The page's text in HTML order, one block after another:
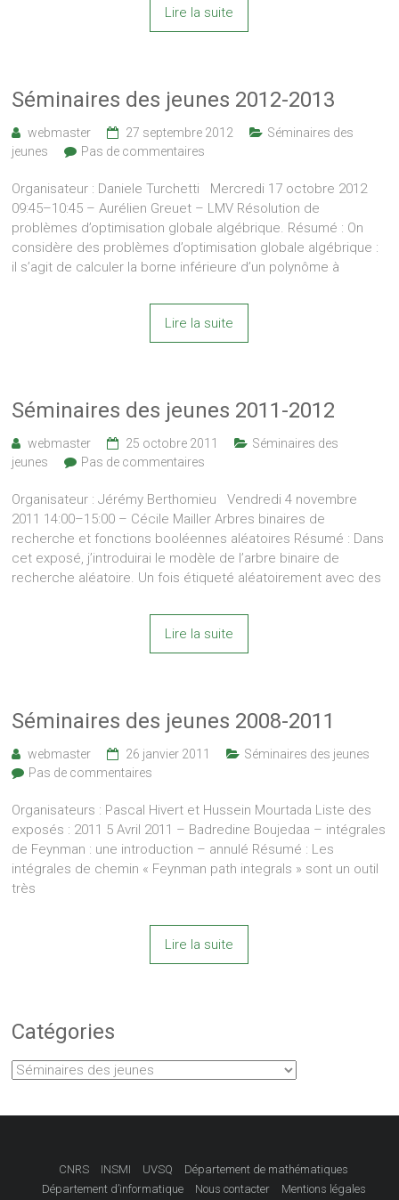
Lire la suite
Séminaires des jeunes 2012-2013
webmaster 27 septembre 2012
Séminaires des
jeunes
Pas de commentaires
Organisateur : Daniele Turchetti Mercredi 17 octobre 2012
09:45–10:45 – Aurélien Greuet – LMV Résolution de
problèmes d’optimisation globale algébrique. Résumé : On
considère des problèmes d’optimisation globale algébrique :
il s’agit de calculer la borne inférieure d’un polynôme à
Lire la suite
Séminaires des jeunes 2011-2012
webmaster 25 octobre 2011
Séminaires des
jeunes
Pas de commentaires
Organisateur : Jérémy Berthomieu Vendredi 4 novembre
2011 14:00–15:00 – Cécile Mailler Arbres binaires de
recherche et fonctions booléennes aléatoires Résumé : Dans
cet exposé, j’introduirai le modèle de l’arbre binaire de
recherche aléatoire. Un fois étiqueté aléatoirement avec des
Lire la suite
Séminaires des jeunes 2008-2011
webmaster 26 janvier 2011
Séminaires des jeunes
Pas de commentaires
Organisateurs : Pascal Hivert et Hussein Mourtada Liste des
exposés : 2011 5 Avril 2011 – Badredine Boujedaa – intégrales
de Feynman : une introduction – annulé Résumé : Les
intégrales de chemin « Feynman path integrals » sont un outil
très
Lire la suite
Catégories
Catégories
CNRS INSMI UVSQ
Département de mathématiques
Département d’informatique
Nous contacter Mentions légales